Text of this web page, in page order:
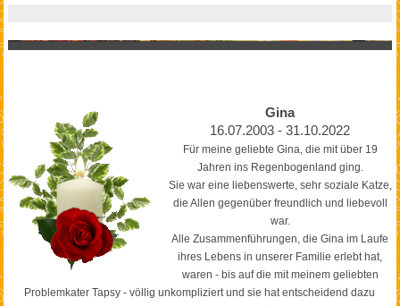
Gina
16.07.2003 - 31.10.2022
Für meine geliebte Gina, die mit über 19
Jahren ins Regenbogenland ging.
Sie war eine liebenswerte, sehr soziale Katze,
die Allen gegenüber freundlich und liebevoll
war.
Alle Zusammenführungen, die Gina im Laufe
ihres Lebens in unserer Familie erlebt hat,
waren - bis auf die mit meinem geliebten
Problemkater Tapsy - völlig unkompliziert und sie hat entscheidend dazu